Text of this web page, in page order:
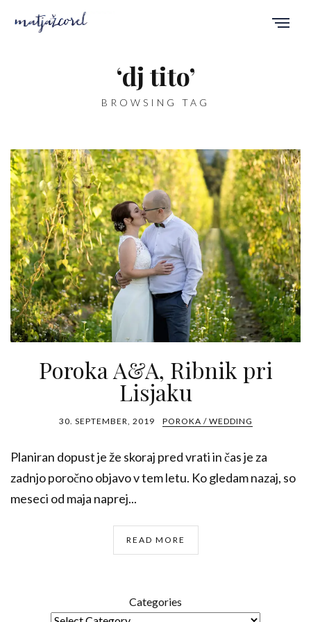
‘dj tito’
BROWSING TAG
Poroka A&A, Ribnik pri
Lisjaku
30. SEPTEMBER, 2019 POROKA / WEDDING
Planiran dopust je že skoraj pred vrati in čas je za
zadnjo poročno objavo v tem letu. Ko gledam nazaj, so
meseci od maja naprej...
READ MORE
Categories